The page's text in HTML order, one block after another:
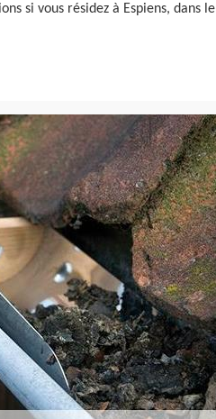
si vous résidez à Espiens, dans le